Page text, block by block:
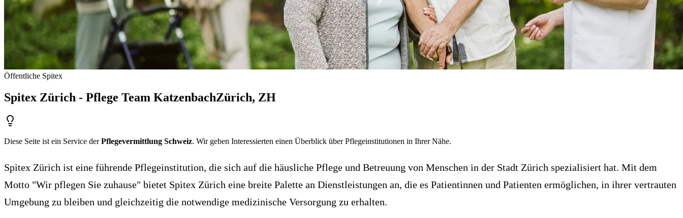
Öffentliche Spitex
Spitex Zürich - Pflege Team KatzenbachZürich, ZH
Diese Seite ist ein Service derPflegevermittlung Schweiz. Wir geben Interessierten einen Überblick über Pflegeinstitutionen in Ihrer Nähe.
Spitex Zürich ist eine führende Pflegeinstitution, die sich auf die häusliche Pflege und Betreuung von Menschen in der Stadt Zürich spezialisiert hat. Mit dem
Motto "Wir pflegen Sie zuhause" bietet Spitex Zürich eine breite Palette an Dienstleistungen an, die es Patientinnen und Patienten ermöglichen, in ihrer vertrauten
Umgebung zu bleiben und gleichzeitig die notwendige medizinische Versorgung zu erhalten.